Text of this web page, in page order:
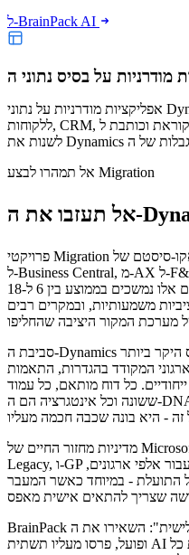
ל-BrainPack AI
אפליקציות מודרניות על נתוני Dynamics - בנו פורטלי HR, דשבורדים
ללקוחות, CRM, או כל אפליקציה שקוראת וכותבת ל-Dynamics - בלי
אל תמהרו לבצע Migration
פרויקטי Migration בתוך האקו-סיסטם של Dynamics בין אם מ-NAV
ל-Business Central, מ-AX ל-F&O, או מ-GP לפתרונות ענן הם לרוב
"תיבת פנדורה" ניהולית. פרויקטים אלו נמשכים בממוצע בין 6 ל-18
משמעותיות, ובמקרים רבים
סביבת ה-Dynamics הקיימת שלכם אינה הבעיה - היא הנכס היקר ביותר
המקודד בהגדרות, התאמות
ייחודיים. כל דוח מותאם, כל עמוד
ששונה וכל אינטגרציה הם ה-DNA התפעולי שלכם. BrainPack לא
מדיניות מחזור החיים של Microsoft ברורה: NAV ו-AX מוגדרים כ-
Legacy, ו-GP נמצאת בדרך לסיום התמיכה. אך עבור אלפי ארגונים,
התועלת - במיוחד כאשר המעבר
BrainPack מציגה את "הדרך השלישית": השאירו את ה-Dynamics יציב
ופועל, פרסו מעליו תשתית AI מתקדמת, וקבלו באופן מיידי את כל